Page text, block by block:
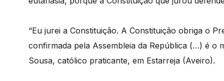
“Eu jurei a Constituição. A Constituição obriga o
confirmada pela Assembleia da República (…) é o
Sousa, católico praticante, em Estarreja (Aveiro).